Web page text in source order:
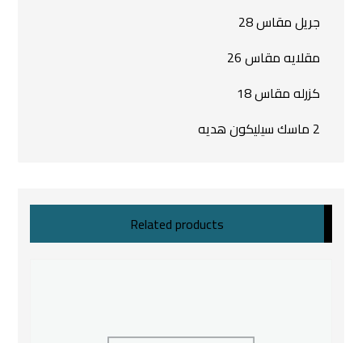
جريل مقاس 28
مقلايه مقاس 26
كزرله مقاس 18
2 ماسك سيليكون هديه
Related products